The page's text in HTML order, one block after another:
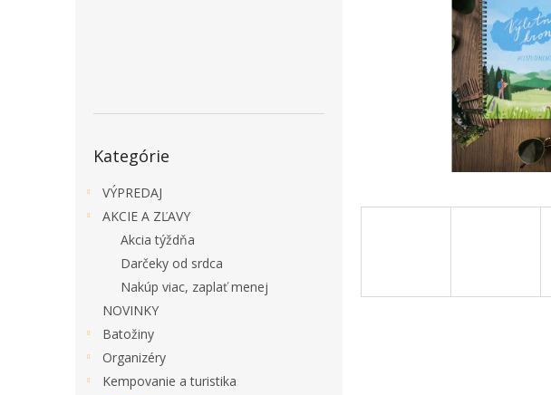
kategórie
Kategórie
VÝPREDAJ
AKCIE A ZĽAVY
Akcia týždňa
Darčeky od srdca
Nakúp viac, zaplať menej
NOVINKY
Batožiny
Organizéry
Kempovanie a turistika